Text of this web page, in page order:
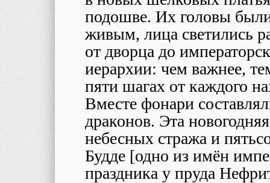
подошве. Их головы
живым, лица светились
от дворца до
иерархии: чем важнее,
пяти шагах от каждого
Вместе фонари
драконов. Эта
небесных стража и
Будде [одно из имён
праздника у пруда